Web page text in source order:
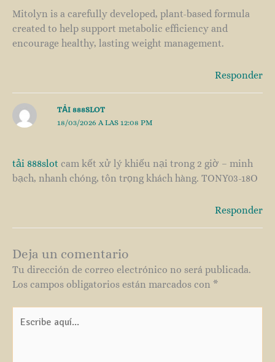
Mitolyn is a carefully developed, plant-based formula
created to help support metabolic efficiency and
encourage healthy, lasting weight management.
Responder
TẢI 888SLOT
18/03/2026 A LAS 12:08 PM
tải 888slot cam kết xử lý khiếu nại trong 2 giờ – minh
bạch, nhanh chóng, tôn trọng khách hàng. TONY03-18O
Responder
Deja un comentario
Tu dirección de correo electrónico no será publicada.
Los campos obligatorios están marcados con *
aquí...